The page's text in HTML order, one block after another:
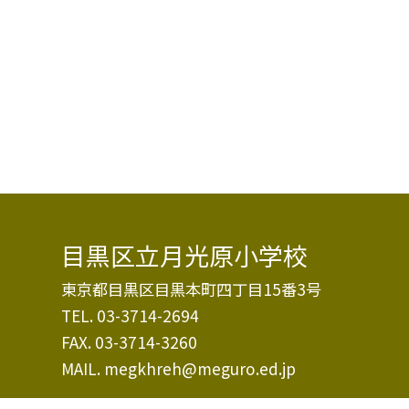
目黒区立月光原小学校
東京都目黒区目黒本町四丁目15番3号
TEL. 03-3714-2694
FAX. 03-3714-3260
MAIL. megkhreh@meguro.ed.jp